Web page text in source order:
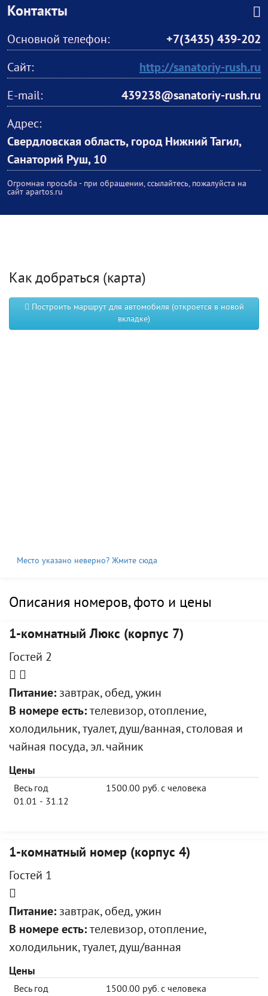
Контакты
Основной телефон:
+7(3435) 439-202
Сайт:
http://sanatoriy-rush.ru
E-mail:
439238@sanatoriy-rush.ru
Адрес:
Свердловская область, город Нижний Тагил,
Санаторий Руш, 10
Огромная просьба - при обращении, ссылайтесь, пожалуйста на
сайт apartos.ru
Как добраться (карта)
Построить маршрут для автомобиля (откроется в новой
вкладке)
Место указано неверно? Жмите сюда
Описания номеров, фото и цены
1-комнатный Люкс (корпус 7)
Гостей 2
Питание: завтрак, обед, ужин
В номере есть: телевизор, отопление,
холодильник, туалет, душ/ванная, столовая и
чайная посуда, эл. чайник
Цены
Весь год
01.01 - 31.12
1500.00 руб. с человека
1-комнатный номер (корпус 4)
Гостей 1
Питание: завтрак, обед, ужин
В номере есть: телевизор, отопление,
холодильник, туалет, душ/ванная
Цены
Весь год
1500.00 руб. с человека